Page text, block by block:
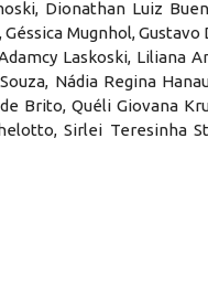
Dionathan Luiz
Mugnhol,
Laskoski, Liliana
Nádia Regina
Brito, Quéli Giovana
Sirlei Teresinha